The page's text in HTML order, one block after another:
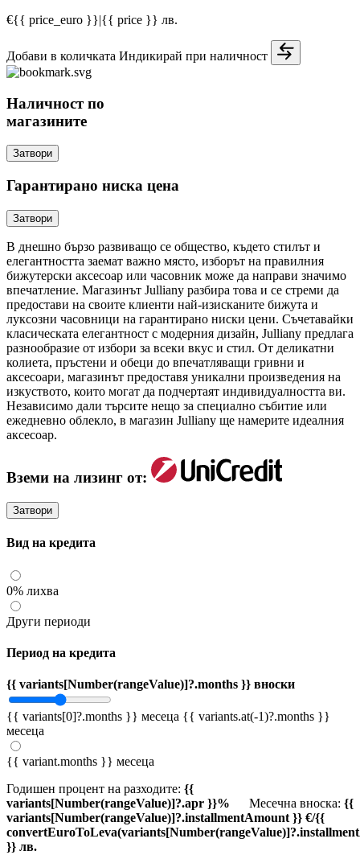
€{{ price_euro }}|{{ price }} лв.
Добави в количката Индикирай при наличност
Наличност по
магазините
Затвори
Гарантирано ниска цена
Затвори
В днешно бързо развиващо се общество, където стилът и
елегантността заемат важно място, изборът на правилния
бижутерски аксесоар или часовник може да направи значимо
впечатление. Магазинът Julliany разбира това и се стреми да
предостави на своите клиенти най-изисканите бижута и
луксозни часовници на гарантирано ниски цени. Съчетавайки
класическата елегантност с модерния дизайн, Julliany предлага
разнообразие от избори за всеки вкус и стил. От деликатни
колиета, пръстени и обеци до впечатляващи гривни и
аксесоари, магазинът предоставя уникални произведения на
изкуството, които могат да подчертаят индивидуалността ви.
Независимо дали търсите нещо за специално събитие или
ежедневно облекло, в магазин Julliany ще намерите идеалния
аксесоар.
Вземи на лизинг от:
Затвори
Вид на кредита
0% лихва
Други периоди
Период на кредита
{{ variants[Number(rangeValue)]?.months }} вноски
{{ variants[0]?.months }} месеца {{ variants.at(-1)?.months }}
месеца
{{ variant.months }} месеца
Годишен процент на разходите: {{
variants[Number(rangeValue)]?.apr }}%
Месечна вноска: {{
variants[Number(rangeValue)]?.installmentAmount }} €/{{
}} лв.